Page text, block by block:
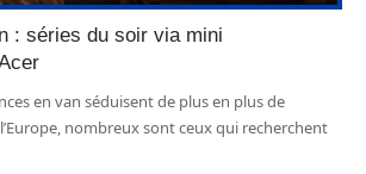
: séries du soir via mini
en van séduisent de plus en plus de
nombreux sont ceux qui recherchent